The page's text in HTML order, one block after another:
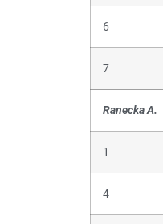
6
7
Ranecka A.
1
4